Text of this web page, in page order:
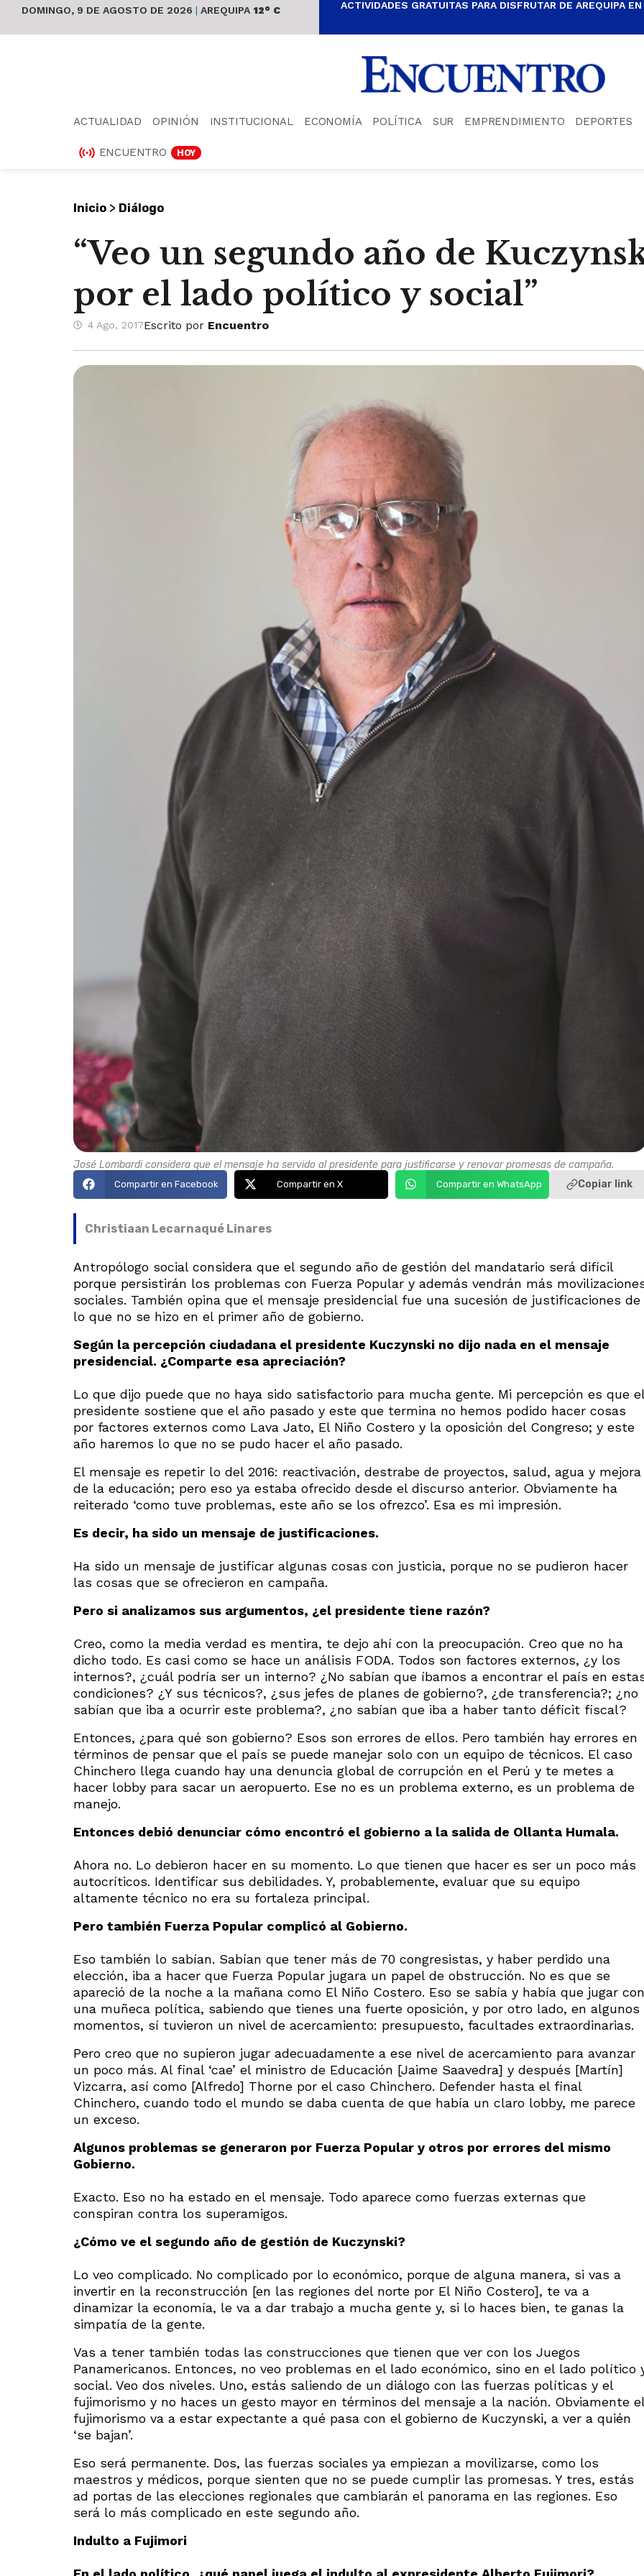
DOMINGO, 9 DE AGOSTO DE 2026 | AREQUIPA 12° C ACTIVIDADES GRATUITAS PARA DISFRUTAR DE AREQUIPA
ACTUALIDAD OPINIÓN INSTITUCIONAL ECONOMÍA POLÍTICA SUR EMPRENDIMIENTO DEPORTES
ENCUENTRO HOY
Inicio > Diálogo
“Veo un segundo año de
por el lado político y social”
4 Ago, 2017Escrito por Encuentro
José Lombardi considera que el mensaje ha servido al presidente para justificarse y renovar promesas de campaña.
Compartir en Facebook Compartir en X Compartir en WhatsApp Copiar link
Christiaan Lecarnaqué Linares
Antropólogo social considera que el segundo año de gestión del mandatario será difícil
porque persistirán los problemas con Fuerza Popular y además vendrán más
sociales. También opina que el mensaje presidencial fue una sucesión de justificaciones de
lo que no se hizo en el primer año de gobierno.
Según la percepción ciudadana el presidente Kuczynski no dijo nada en el mensaje
presidencial. ¿Comparte esa apreciación?
Lo que dijo puede que no haya sido satisfactorio para mucha gente. Mi percepción es que el
presidente sostiene que el año pasado y este que termina no hemos podido hacer cosas
por factores externos como Lava Jato, El Niño Costero y la oposición del Congreso; y este
año haremos lo que no se pudo hacer el año pasado.
El mensaje es repetir lo del 2016: reactivación, destrabe de proyectos, salud, agua y mejora
de la educación; pero eso ya estaba ofrecido desde el discurso anterior. Obviamente ha
reiterado ‘como tuve problemas, este año se los ofrezco’. Esa es mi impresión.
Es decir, ha sido un mensaje de justificaciones.
Ha sido un mensaje de justificar algunas cosas con justicia, porque no se pudieron hacer
las cosas que se ofrecieron en campaña.
Pero si analizamos sus argumentos, ¿el presidente tiene razón?
Creo, como la media verdad es mentira, te dejo ahí con la preocupación. Creo que no ha
dicho todo. Es casi como se hace un análisis FODA. Todos son factores externos, ¿y los
internos?, ¿cuál podría ser un interno? ¿No sabían que íbamos a encontrar el país en
condiciones? ¿Y sus técnicos?, ¿sus jefes de planes de gobierno?, ¿de transferencia?; ¿no
sabían que iba a ocurrir este problema?, ¿no sabían que iba a haber tanto déficit fiscal?
Entonces, ¿para qué son gobierno? Esos son errores de ellos. Pero también hay errores en
términos de pensar que el país se puede manejar solo con un equipo de técnicos. El caso
Chinchero llega cuando hay una denuncia global de corrupción en el Perú y te metes a
hacer lobby para sacar un aeropuerto. Ese no es un problema externo, es un problema de
manejo.
Entonces debió denunciar cómo encontró el gobierno a la salida de Ollanta Humala.
Ahora no. Lo debieron hacer en su momento. Lo que tienen que hacer es ser un poco más
autocríticos. Identificar sus debilidades. Y, probablemente, evaluar que su equipo
altamente técnico no era su fortaleza principal.
Pero también Fuerza Popular complicó al Gobierno.
Eso también lo sabían. Sabían que tener más de 70 congresistas, y haber perdido una
elección, iba a hacer que Fuerza Popular jugara un papel de obstrucción. No es que se
apareció de la noche a la mañana como El Niño Costero. Eso se sabía y había que jugar con
una muñeca política, sabiendo que tienes una fuerte oposición, y por otro lado, en algunos
momentos, sí tuvieron un nivel de acercamiento: presupuesto, facultades extraordinarias.
Pero creo que no supieron jugar adecuadamente a ese nivel de acercamiento para avanzar
un poco más. Al final ‘cae’ el ministro de Educación [Jaime Saavedra] y después [Martín]
Vizcarra, así como [Alfredo] Thorne por el caso Chinchero. Defender hasta el final
Chinchero, cuando todo el mundo se daba cuenta de que había un claro lobby, me parece
un exceso.
Algunos problemas se generaron por Fuerza Popular y otros por errores del mismo
Gobierno.
Exacto. Eso no ha estado en el mensaje. Todo aparece como fuerzas externas que
conspiran contra los superamigos.
¿Cómo ve el segundo año de gestión de Kuczynski?
Lo veo complicado. No complicado por lo económico, porque de alguna manera, si vas a
invertir en la reconstrucción [en las regiones del norte por El Niño Costero], te va a
dinamizar la economía, le va a dar trabajo a mucha gente y, si lo haces bien, te ganas la
simpatía de la gente.
Vas a tener también todas las construcciones que tienen que ver con los Juegos
Panamericanos. Entonces, no veo problemas en el lado económico, sino en el lado político
social. Veo dos niveles. Uno, estás saliendo de un diálogo con las fuerzas políticas y el
fujimorismo y no haces un gesto mayor en términos del mensaje a la nación. Obviamente el
fujimorismo va a estar expectante a qué pasa con el gobierno de Kuczynski, a ver a quién
‘se bajan’.
Eso será permanente. Dos, las fuerzas sociales ya empiezan a movilizarse, como los
maestros y médicos, porque sienten que no se puede cumplir las promesas. Y tres, estás
ad portas de las elecciones regionales que cambiarán el panorama en las regiones. Eso
será lo más complicado en este segundo año.
Indulto a Fujimori